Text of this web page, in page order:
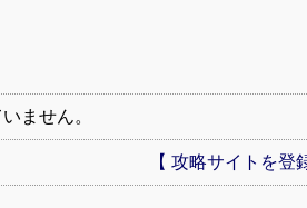
ません。
【 攻略サイトを登